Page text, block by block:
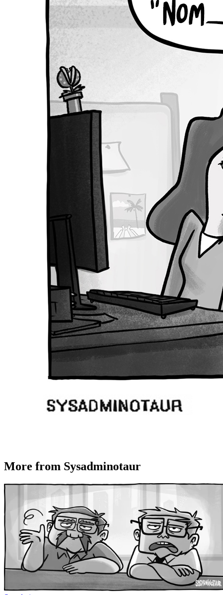
More from Sysadminotaur